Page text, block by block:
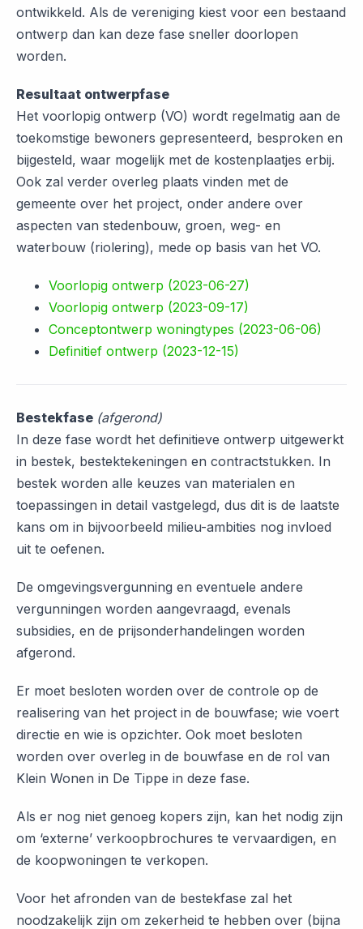
ontwikkeld. Als de vereniging kiest voor een bestaand
ontwerp dan kan deze fase sneller doorlopen
worden.
Resultaat ontwerpfase
Het voorlopig ontwerp (VO) wordt regelmatig aan de
toekomstige bewoners gepresenteerd, besproken en
bijgesteld, waar mogelijk met de kostenplaatjes erbij.
Ook zal verder overleg plaats vinden met de
gemeente over het project, onder andere over
aspecten van stedenbouw, groen, weg- en
waterbouw (riolering), mede op basis van het VO.
Voorlopig ontwerp (2023-06-27)
Voorlopig ontwerp (2023-09-17)
Conceptontwerp woningtypes (2023-06-06)
Definitief ontwerp (2023-12-15)
Bestekfase (afgerond)
In deze fase wordt het definitieve ontwerp uitgewerkt
in bestek, bestektekeningen en contractstukken. In
bestek worden alle keuzes van materialen en
toepassingen in detail vastgelegd, dus dit is de laatste
kans om in bijvoorbeeld milieu-ambities nog invloed
uit te oefenen.
De omgevingsvergunning en eventuele andere
vergunningen worden aangevraagd, evenals
subsidies, en de prijsonderhandelingen worden
afgerond.
Er moet besloten worden over de controle op de
realisering van het project in de bouwfase; wie voert
directie en wie is opzichter. Ook moet besloten
worden over overleg in de bouwfase en de rol van
Klein Wonen in De Tippe in deze fase.
Als er nog niet genoeg kopers zijn, kan het nodig zijn
om ‘externe’ verkoopbrochures te vervaardigen, en
de koopwoningen te verkopen.
Voor het afronden van de bestekfase zal het
noodzakelijk zijn om zekerheid te hebben over (bijna